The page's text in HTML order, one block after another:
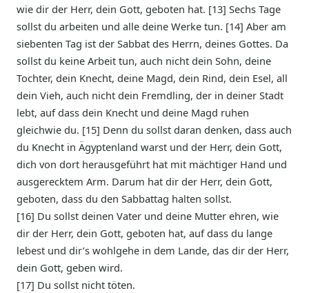
wie dir der Herr, dein Gott, geboten hat. [13] Sechs Tage
sollst du arbeiten und alle deine Werke tun. [14] Aber am
siebenten Tag ist der Sabbat des Herrn, deines Gottes. Da
sollst du keine Arbeit tun, auch nicht dein Sohn, deine
Tochter, dein Knecht, deine Magd, dein Rind, dein Esel, all
dein Vieh, auch nicht dein Fremdling, der in deiner Stadt
lebt, auf dass dein Knecht und deine Magd ruhen
gleichwie du. [15] Denn du sollst daran denken, dass auch
du Knecht in Ägyptenland warst und der Herr, dein Gott,
dich von dort herausgeführt hat mit mächtiger Hand und
ausgerecktem Arm. Darum hat dir der Herr, dein Gott,
geboten, dass du den Sabbattag halten sollst.
[16] Du sollst deinen Vater und deine Mutter ehren, wie
dir der Herr, dein Gott, geboten hat, auf dass du lange
lebest und dir’s wohlgehe in dem Lande, das dir der Herr,
dein Gott, geben wird.
[17] Du sollst nicht töten.